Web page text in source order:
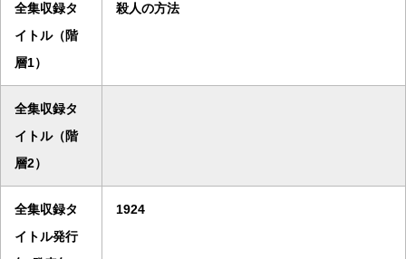
全集収録タ
イトル（階
層1）
殺人の方法
全集収録タ
イトル（階
層2）
全集収録タ
イトル発行
1924